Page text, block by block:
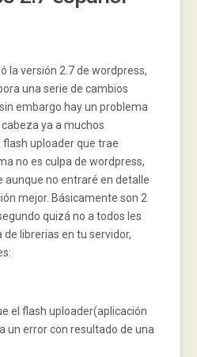
la versión 2.7 de wordpress,
una serie de cambios
embargo hay un problema
ya a muchos
uploader que trae
no es culpa de wordpress,
aunque no entraré en detalle
mejor. Básicamente son 2
quizá no a todos les
librerias en tu servidor,
el flash uploader(aplicación
un error con resultado de una